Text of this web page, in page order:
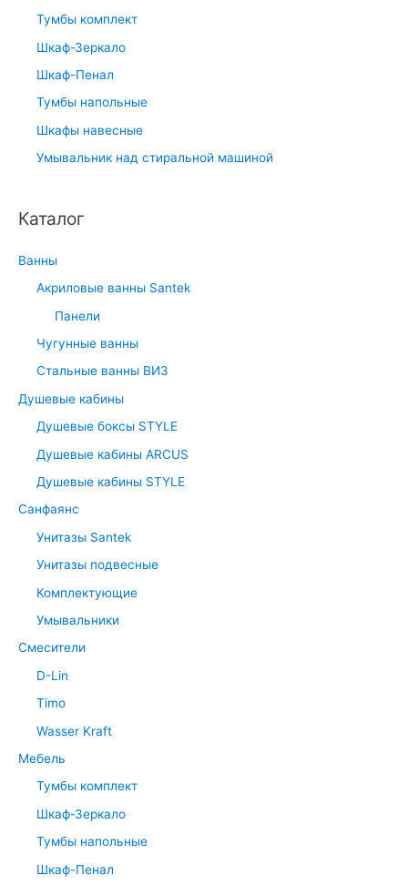
Тумбы комплект
Шкаф-Зеркало
Шкаф-Пенал
Тумбы напольные
Шкафы навесные
Умывальник над стиральной машиной
Каталог
Ванны
Акриловые ванны Santek
Панели
Чугунные ванны
Стальные ванны ВИЗ
Душевые кабины
Душевые боксы STYLE
Душевые кабины ARCUS
Душевые кабины STYLE
Санфаянс
Унитазы Santek
Унитазы подвесные
Комплектующие
Умывальники
Смесители
D-Lin
Timo
Wasser Kraft
Мебель
Тумбы комплект
Шкаф-Зеркало
Тумбы напольные
Шкаф-Пенал